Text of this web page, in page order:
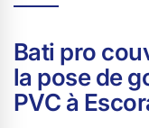
pour une solution
Bati pro
la pose de
PVC à